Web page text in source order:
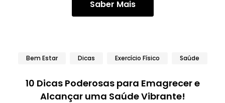
Saber Mais
Bem Estar Dicas Exercício Físico Saúde
10 Dicas Poderosas para Emagrecer e
Alcançar uma Saúde Vibrante!